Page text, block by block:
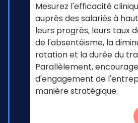
Mesurez l'efficacité
auprès des salariés à
leurs progrès, leurs taux
de l'absentéisme, la
rotation et la durée du
Parallèlement,
d'engagement de
manière stratégique.